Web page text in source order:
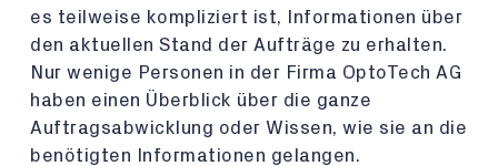
es teilweise kompliziert ist, Informationen über
den aktuellen Stand der Aufträge zu erhalten.
Nur wenige Personen in der Firma OptoTech AG
haben einen Überblick über die ganze
Auftragsabwicklung oder Wissen, wie sie an die
benötigten Informationen gelangen.